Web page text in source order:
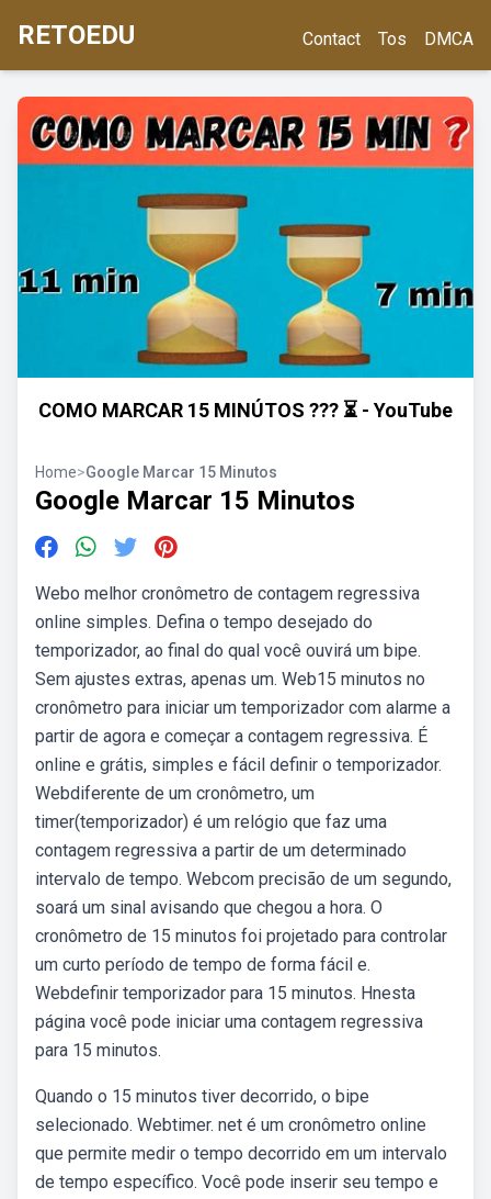
RETOEDU Contact Tos DMCA
COMO MARCAR 15 MINÚTOS ??? ⏳ - YouTube
Home>Google Marcar 15 Minutos
Google Marcar 15 Minutos
Webo melhor cronômetro de contagem regressiva
online simples. Defina o tempo desejado do
temporizador, ao final do qual você ouvirá um bipe.
Sem ajustes extras, apenas um. Web15 minutos no
cronômetro para iniciar um temporizador com alarme a
partir de agora e começar a contagem regressiva. É
online e grátis, simples e fácil definir o temporizador.
Webdiferente de um cronômetro, um
timer(temporizador) é um relógio que faz uma
contagem regressiva a partir de um determinado
intervalo de tempo. Webcom precisão de um segundo,
soará um sinal avisando que chegou a hora. O
cronômetro de 15 minutos foi projetado para controlar
um curto período de tempo de forma fácil e.
Webdefinir temporizador para 15 minutos. Нnesta
página você pode iniciar uma contagem regressiva
para 15 minutos.
Quando o 15 minutos tiver decorrido, o bipe
selecionado. Webtimer. net é um cronômetro online
que permite medir o tempo decorrido em um intervalo
de tempo específico. Você pode inserir seu tempo e